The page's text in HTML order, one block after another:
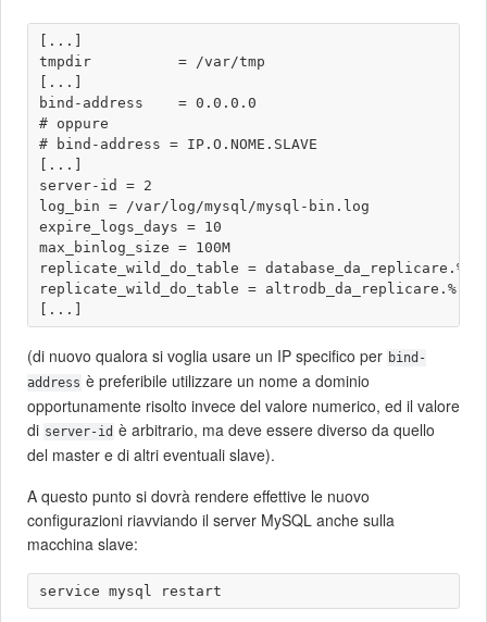
[...]
tmpdir          = /var/tmp
[...]
bind-address    = 0.0.0.0
# oppure
# bind-address = IP.O.NOME.SLAVE
[...]
server-id = 2
log_bin = /var/log/mysql/mysql-bin.log
expire_logs_days = 10
max_binlog_size = 100M
replicate_wild_do_table = database_da_replicare.%
replicate_wild_do_table = altrodb_da_replicare.%
(di nuovo qualora si voglia usare un IP specifico per bind-
address è preferibile utilizzare un nome a dominio
opportunamente risolto invece del valore numerico, ed il valore
di server-id è arbitrario, ma deve essere diverso da quello
del master e di altri eventuali slave).
A questo punto si dovrà rendere effettive le nuovo
configurazioni riavviando il server MySQL anche sulla
macchina slave: